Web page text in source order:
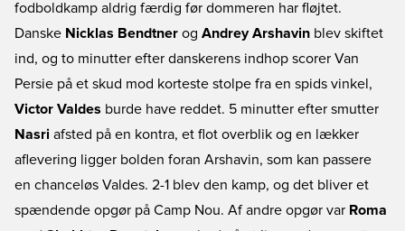
fodboldkamp aldrig færdig før dommeren har fløjtet.
Danske Nicklas Bendtner og Andrey Arshavin blev skiftet
ind, og to minutter efter danskerens indhop scorer Van
Persie på et skud mod korteste stolpe fra en spids vinkel,
Victor Valdes burde have reddet. 5 minutter efter smutter
Nasri afsted på en kontra, et flot overblik og en lækker
aflevering ligger bolden foran Arshavin, som kan passere
en chanceløs Valdes. 2-1 blev den kamp, og det bliver et
spændende opgør på Camp Nou. Af andre opgør var Roma